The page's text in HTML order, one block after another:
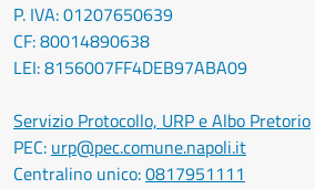
P. IVA: 01207650639
CF: 80014890638
LEI: 8156007FF4DEB97ABA09
Servizio Protocollo, URP e Albo Pretorio
PEC: urp@pec.comune.napoli.it
Centralino unico:0817951111